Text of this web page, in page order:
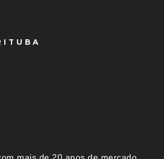
mais de 20 anos de mercado,